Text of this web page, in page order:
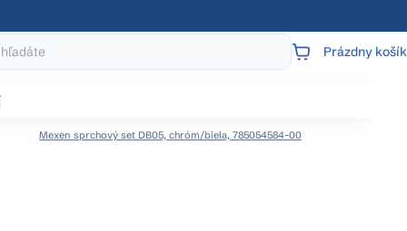
NÁKUPNÝ
Prázdny košík
Mexen sprchový set DB05, chróm/biela, 785054584-00